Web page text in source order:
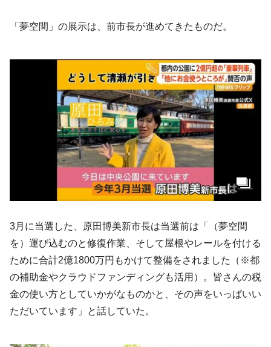
「夢空間」の展示は、前市長が進めてきたものだ。
3月に当選した、原田博美新市長は当選前は「（夢空間
を）運び込むのと修復作業、そして屋根やレールを付ける
ために合計2億1800万円もかけて整備をされました（※都
の補助金やクラウドファンディングも活用）。皆さんの税
金の使い方としていかがなものかと、その声をいっぱいい
ただいています」と話していた。